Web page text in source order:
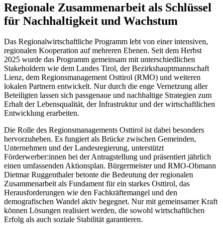
Regionale Zusammenarbeit als Schlüssel
für Nachhaltigkeit und Wachstum
Das Regionalwirtschaftliche Programm lebt von einer intensiven,
regionalen Kooperation auf mehreren Ebenen. Seit dem Herbst
2025 wurde das Programm gemeinsam mit unterschiedlichen
Stakeholdern wie dem Landes Tirol, der Bezirkshauptmannschaft
Lienz, dem Regionsmanagement Osttirol (RMO) und weiteren
lokalen Partnern entwickelt. Nur durch die enge Vernetzung aller
Beteiligten lassen sich passgenaue und nachhaltige Strategien zum
Erhalt der Lebensqualität, der Infrastruktur und der wirtschaftlichen
Entwicklung erarbeiten.
Die Rolle des Regionsmanagements Osttirol ist dabei besonders
hervorzuheben. Es fungiert als Brücke zwischen Gemeinden,
Unternehmen und der Landesregierung, unterstützt
Förderwerber:innen bei der Antragstellung und präsentiert jährlich
einen umfassenden Aktionsplan. Bürgermeister und RMO-Obmann
Dietmar Ruggenthaler betonte die Bedeutung der regionalen
Zusammenarbeit als Fundament für ein starkes Osttirol, das
Herausforderungen wie den Fachkräftemangel und den
demografischen Wandel aktiv begegnet. Nur mit gemeinsamer Kraft
können Lösungen realisiert werden, die sowohl wirtschaftlichen
Erfolg als auch soziale Stabilität garantieren.